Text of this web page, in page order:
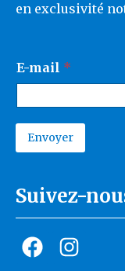
en exclusivité
-
m
l
a
i
l
E-mail *
Envoyer
e
n
Suivez-